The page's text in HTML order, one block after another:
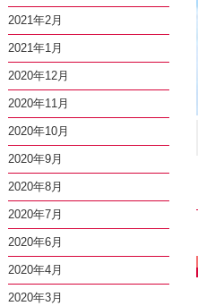
2021年2月
2021年1月
2020年12月
2020年11月
2020年10月
2020年9月
2020年8月
2020年7月
2020年6月
2020年4月
2020年3月